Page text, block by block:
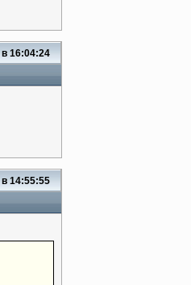
в 16:04:24
в 14:55:55